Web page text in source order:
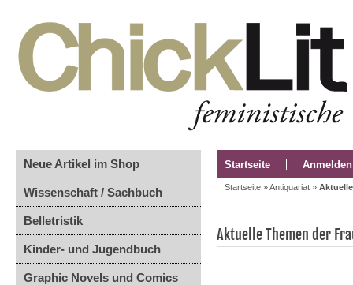
Neue Artikel im Shop
Wissenschaft / Sachbuch
Belletristik
Kinder- und Jugendbuch
Graphic Novels und Comics
Startseite Anmelden
Startseite »Antiquariat »
Aktuelle Themen der